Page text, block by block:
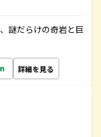
謎だらけの奇岩と巨
詳細を見る